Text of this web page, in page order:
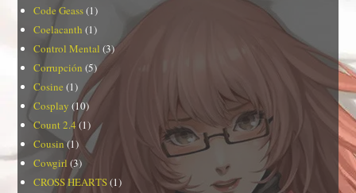
Code Geass(1)
Coelacanth (1)
Control Mental (3)
Corrupción (5)
Cosine (1)
Cosplay (10)
Count 2.4(1)
Cousin(1)
Cowgirl (3)
CROSS HEARTS(1)